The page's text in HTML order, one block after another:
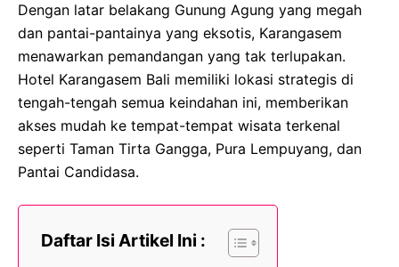
Dengan latar belakang Gunung Agung yang megah
dan pantai-pantainya yang eksotis, Karangasem
menawarkan pemandangan yang tak terlupakan.
Hotel Karangasem Bali memiliki lokasi strategis di
tengah-tengah semua keindahan ini, memberikan
akses mudah ke tempat-tempat wisata terkenal
seperti Taman Tirta Gangga, Pura Lempuyang, dan
Pantai Candidasa.
Daftar Isi Artikel Ini :